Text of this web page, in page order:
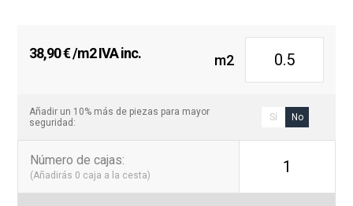
38,90€/m2 IVA inc. m2
Añadir un 10% más de piezas para mayor
seguridad:
Sí No
Número de cajas:
(Añadirás 0 caja a la cesta) 1